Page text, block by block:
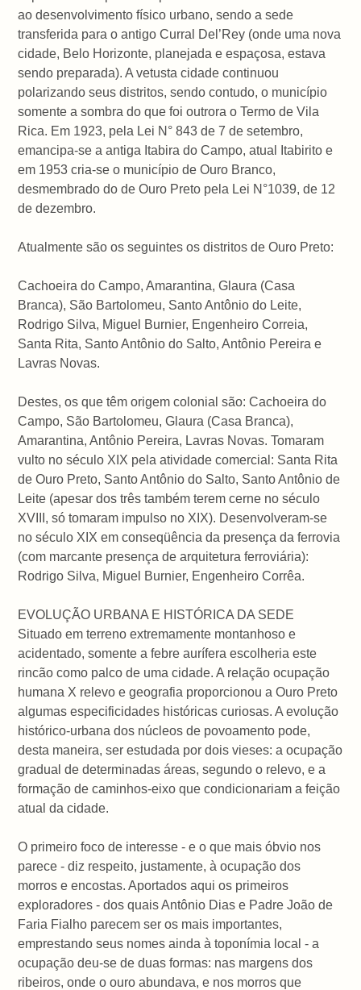
ao desenvolvimento físico urbano, sendo a sede
transferida para o antigo Curral Del’Rey (onde uma nova
cidade, Belo Horizonte, planejada e espaçosa, estava
sendo preparada). A vetusta cidade continuou
polarizando seus distritos, sendo contudo, o município
somente a sombra do que foi outrora o Termo de Vila
Rica. Em 1923, pela Lei N° 843 de 7 de setembro,
emancipa-se a antiga Itabira do Campo, atual Itabirito e
em 1953 cria-se o município de Ouro Branco,
desmembrado do de Ouro Preto pela Lei N°1039, de 12
de dezembro.
Atualmente são os seguintes os distritos de Ouro Preto:
Cachoeira do Campo, Amarantina, Glaura (Casa
Branca), São Bartolomeu, Santo Antônio do Leite,
Rodrigo Silva, Miguel Burnier, Engenheiro Correia,
Santa Rita, Santo Antônio do Salto, Antônio Pereira e
Lavras Novas.
Destes, os que têm origem colonial são: Cachoeira do
Campo, São Bartolomeu, Glaura (Casa Branca),
Amarantina, Antônio Pereira, Lavras Novas. Tomaram
vulto no século XIX pela atividade comercial: Santa Rita
de Ouro Preto, Santo Antônio do Salto, Santo Antônio de
Leite (apesar dos três também terem cerne no século
XVIII, só tomaram impulso no XIX). Desenvolveram-se
no século XIX em conseqüência da presença da ferrovia
(com marcante presença de arquitetura ferroviária):
Rodrigo Silva, Miguel Burnier, Engenheiro Corrêa.
EVOLUÇÃO URBANA E HISTÓRICA DA SEDE
Situado em terreno extremamente montanhoso e
acidentado, somente a febre aurífera escolheria este
rincão como palco de uma cidade. A relação ocupação
humana X relevo e geografia proporcionou a Ouro Preto
algumas especificidades históricas curiosas. A evolução
histórico-urbana dos núcleos de povoamento pode,
desta maneira, ser estudada por dois vieses: a ocupação
gradual de determinadas áreas, segundo o relevo, e a
formação de caminhos-eixo que condicionariam a feição
atual da cidade.
O primeiro foco de interesse - e o que mais óbvio nos
parece - diz respeito, justamente, à ocupação dos
morros e encostas. Aportados aqui os primeiros
exploradores - dos quais Antônio Dias e Padre João de
Faria Fialho parecem ser os mais importantes,
emprestando seus nomes ainda à toponímia local - a
ocupação deu-se de duas formas: nas margens dos
ribeiros, onde o ouro abundava, e nos morros que